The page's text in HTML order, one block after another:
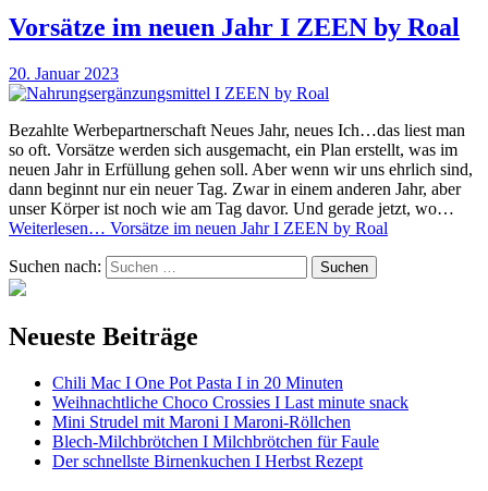
Vorsätze im neuen Jahr I ZEEN by Roal
20. Januar 2023
Bezahlte Werbepartnerschaft Neues Jahr, neues Ich…das liest man
so oft. Vorsätze werden sich ausgemacht, ein Plan erstellt, was im
neuen Jahr in Erfüllung gehen soll. Aber wenn wir uns ehrlich sind,
dann beginnt nur ein neuer Tag. Zwar in einem anderen Jahr, aber
unser Körper ist noch wie am Tag davor. Und gerade jetzt, wo…
Weiterlesen… Vorsätze im neuen Jahr I ZEEN by Roal
Suchen nach:
Neueste Beiträge
Chili Mac I One Pot Pasta I in 20 Minuten
Weihnachtliche Choco Crossies I Last minute snack
Mini Strudel mit Maroni I Maroni-Röllchen
Blech-Milchbrötchen I Milchbrötchen für Faule
Der schnellste Birnenkuchen I Herbst Rezept